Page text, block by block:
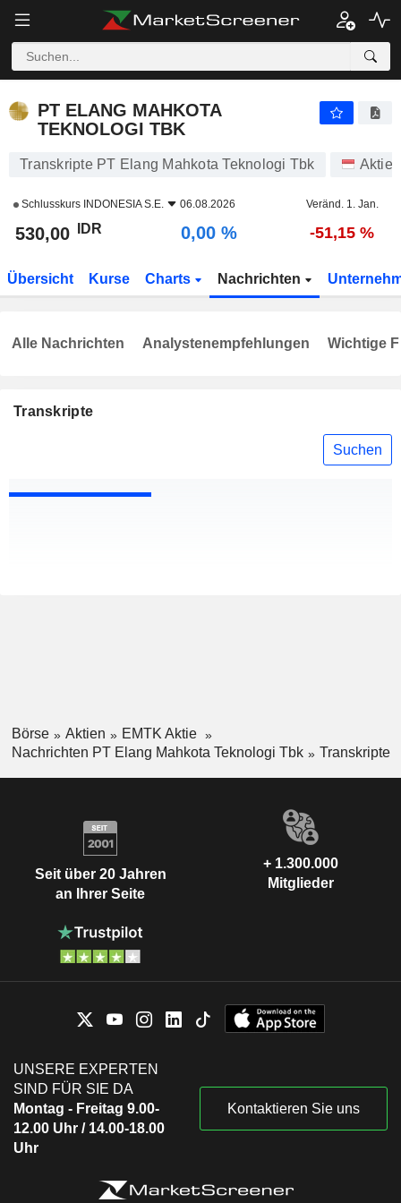
PT ELANG MAHKOTA
TEKNOLOGI TBK
Transkripte PT Elang Mahkota Teknologi Tbk Aktien
Schlusskurs INDONESIA S.E. 06.08.2026 Veränd. 1. Jan.
530,00 IDR 0,00 % -51,15 %
Übersicht Kurse Charts Nachrichten
Transkripte
Suchen
Alle Nachrichten Analystenempfehlungen Wichtige
Börse Aktien
EMTK Aktie
Nachrichten PT Elang Mahkota Teknologi Tbk
Transkripte
Seit über 20 Jahren
an Ihrer Seite
+ 1.300.000
Mitglieder
UNSERE EXPERTEN
SIND FÜR SIE DA
Montag - Freitag 9.00-
12.00 Uhr / 14.00-18.00
Uhr
Kontaktieren Sie uns